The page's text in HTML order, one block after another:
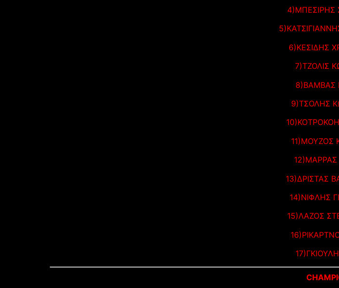
4)ΜΠΕΣΙΡΗΣ
6)ΚΕΣΙΔΗΣ
7)ΤΖΟΛΙΣ
8)ΒΑΜΒΑΣ
9)ΤΣΟΛΗΣ
11)ΜΟΥΖΟΣ
12)ΜΑΡΡΑΣ
13)ΔΡΙΣΤΑΣ
14)ΝΙΦΛΗΣ
15)ΛΑΖΟΣ